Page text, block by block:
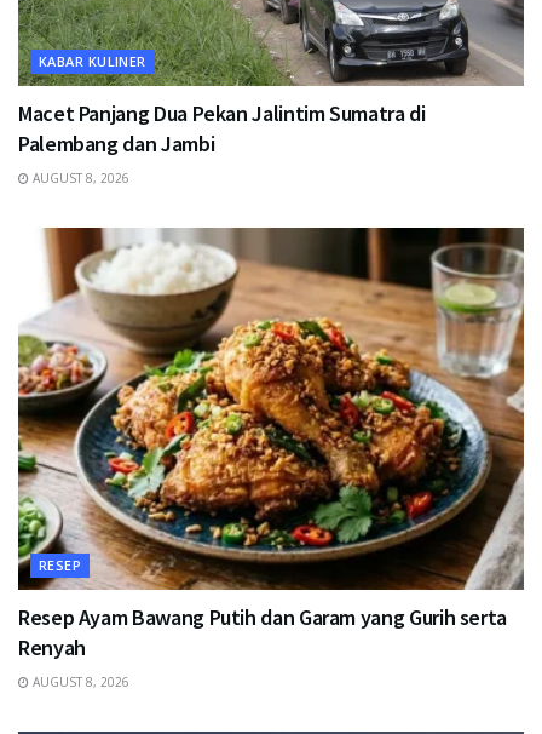
KABAR KULINER
Macet Panjang Dua Pekan Jalintim Sumatra di
Palembang dan Jambi
AUGUST 8, 2026
RESEP
Resep Ayam Bawang Putih dan Garam yang Gurih serta
Renyah
AUGUST 8, 2026